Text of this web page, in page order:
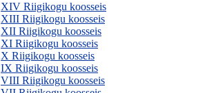
XIV Riigikogu koosseis
XIII Riigikogu koosseis
XII Riigikogu koosseis
XI Riigikogu koosseis
X Riigikogu koosseis
IX Riigikogu koosseis
VIII Riigikogu koosseis